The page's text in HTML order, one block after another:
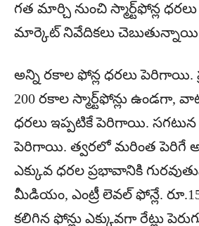
గత మార్చి నుంచి స్మార్ట్‌ఫోన్ల ధరలు
మార్కెట్ నివేదికలు
అన్ని రకాల ఫోన్ల ధరలు పెరిగాయి.
200 రకాల స్మార్ట్‌ఫోన్లు ఉండగా,
ధరలు ఇప్పటికే పెరిగాయి. సగటున
పెరిగాయి. త్వరలో మరింత పెరిగే
ఎక్కువ ధరల ప్రభావానికి
మీడియం, ఎంట్రీ లెవల్ ఫోన్లే.
కలిగిన ఫోన్లు ఎక్కువగా రేట్లు